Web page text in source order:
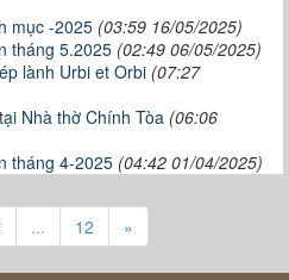
mục -2025 (03:59 16/05/2025)
tháng 5.2025 (02:49 06/05/2025)
lành Urbi et Orbi (07:27
Nhà thờ Chính Tòa (06:06
tháng 4-2025 (04:42 01/04/2025)
... 12 »